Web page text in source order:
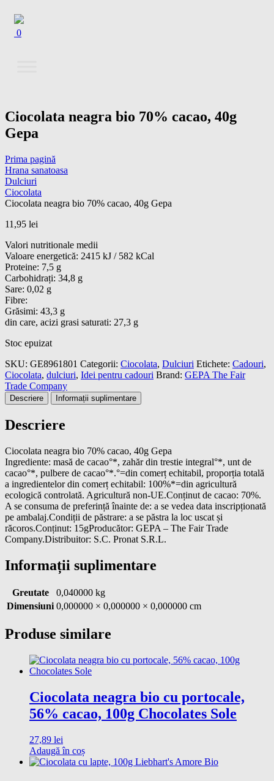
0
Ciocolata neagra bio 70% cacao, 40g
Gepa
Prima pagină
Hrana sanatoasa
Dulciuri
Ciocolata
Ciocolata neagra bio 70% cacao, 40g Gepa
11,95 lei
Valori nutritionale medii
Valoare energetică: 2415 kJ / 582 kCal
Proteine: 7,5 g
Carbohidrați: 34,8 g
Sare: 0,02 g
Fibre:
Grăsimi: 43,3 g
din care, acizi grasi saturati: 27,3 g
Stoc epuizat
SKU: GE8961801 Categorii: Ciocolata, Dulciuri Etichete: Cadouri,
Ciocolata, dulciuri, Idei pentru cadouri Brand: GEPA The Fair
Trade Company
Descriere Informații suplimentare
Descriere
Ciocolata neagra bio 70% cacao, 40g Gepa
Ingrediente: masă de cacao°*, zahăr din trestie integral°*, unt de
cacao°*, pulbere de cacao°*.°=din comerț echitabil, proporția totală
a ingredientelor din comerț echitabil: 100%*=din agricultură
ecologică controlată. Agricultură non-UE.Conținut de cacao: 70%.
A se consuma de preferință înainte de: a se vedea data inscripționată
pe ambalaj.Condiții de păstrare: a se păstra la loc uscat și
răcoros.Conținut: 15gProducător: GEPA – The Fair Trade
Company.Distribuitor: S.C. Pronat S.R.L.
Informații suplimentare
Greutate
0,040000 kg
Dimensiuni 0,000000 × 0,000000 × 0,000000 cm
Produse similare
Ciocolata neagra bio cu portocale,
56% cacao, 100g Chocolates Sole
27,89 lei
Adaugă în coș